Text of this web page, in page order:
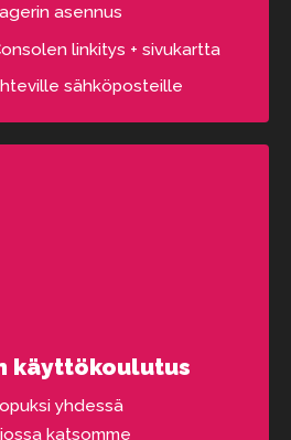
asennus
linkitys + sivukartta
sähköposteille
käyttökoulutus
yhdessä
katsomme